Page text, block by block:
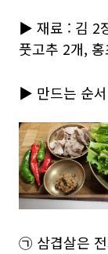
▶ 재료 : 김 2
풋고추 2개,
▶ 만드는 순서
㉠ 삼겹살은